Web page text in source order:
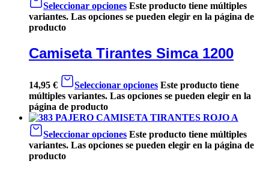
Seleccionar opciones Este producto tiene múltiples
variantes. Las opciones se pueden elegir en la página de
producto
Camiseta Tirantes Simca 1200
14,95 € Seleccionar opciones Este producto tiene
múltiples variantes. Las opciones se pueden elegir en la
página de producto
Seleccionar opciones Este producto tiene múltiples
variantes. Las opciones se pueden elegir en la página de
producto